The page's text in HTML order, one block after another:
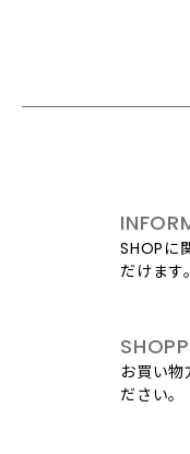
SHOPに
だけます。
お買い
ださい。